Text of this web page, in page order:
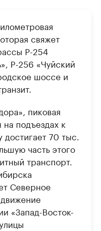
свяжет
Р-254
Р-256 «Чуйский
шоссе и
пиковая
подъездах к
70 тыс.
часть этого
транспорт.
Северное
«Запад-Восток-